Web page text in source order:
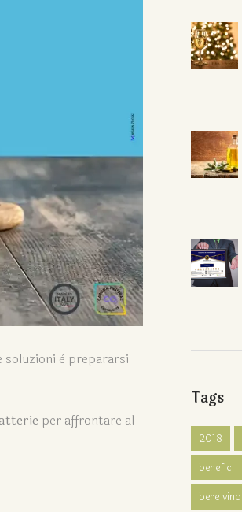
soluzioni è prepararsi
per affrontare al
Tags
2018
benefici
bere vino